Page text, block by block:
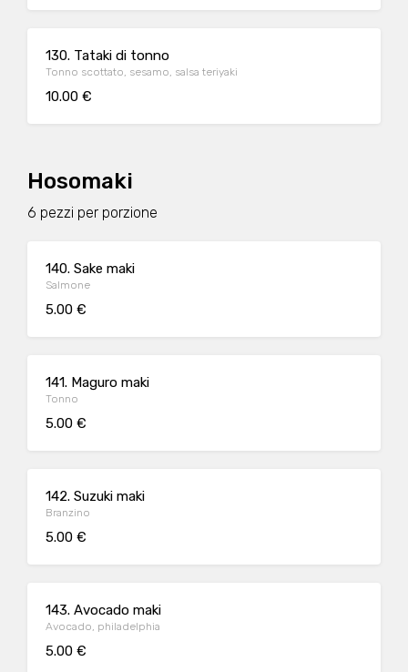
130. Tataki di tonno
Tonno scottato, sesamo, salsa teriyaki
10.00 €
Hosomaki
6 pezzi per porzione
140. Sake maki
Salmone
5.00 €
141. Maguro maki
Tonno
5.00 €
142. Suzuki maki
Branzino
5.00 €
143. Avocado maki
Avocado, philadelphia
5.00 €